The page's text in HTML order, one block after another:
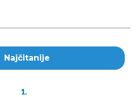
Najčitanije
1.